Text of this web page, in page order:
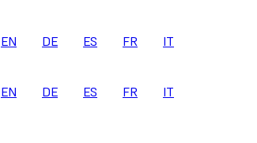
EN DE ES FR IT
EN DE ES FR IT